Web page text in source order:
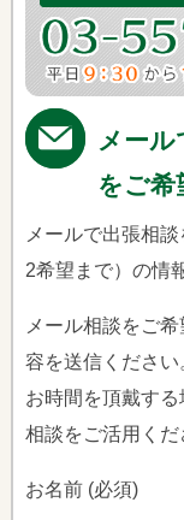
メー
をご希
メールで出張相
2希望まで）の情
メール相談をご
容を送信くださ
お時間を頂戴す
相談をご活用くだ
お名前 (必須)